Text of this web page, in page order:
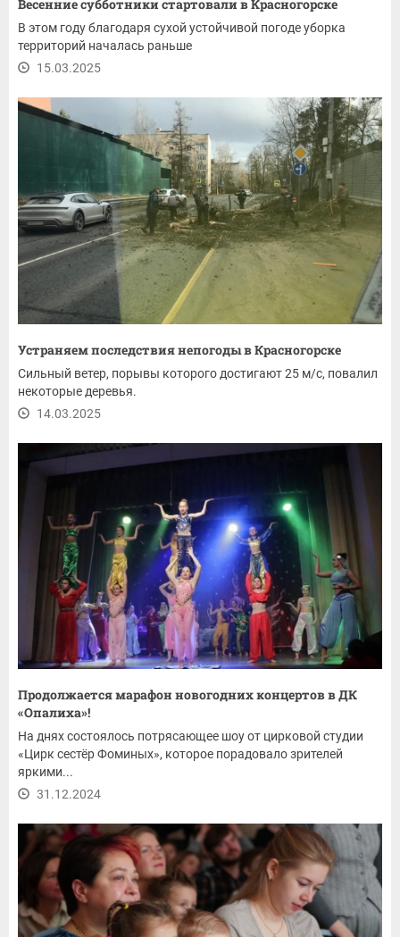
Весенние субботники стартовали в Красногорске
В этом году благодаря сухой устойчивой погоде уборка
территорий началась раньше
15.03.2025
Устраняем последствия непогоды в Красногорске
Сильный ветер, порывы которого достигают 25 м/с, повалил
некоторые деревья.
14.03.2025
Продолжается марафон новогодних концертов в ДК
«Опалиха»!
На днях состоялось потрясающее шоу от цирковой студии
«Цирк сестёр Фоминых», которое порадовало зрителей
яркими...
31.12.2024